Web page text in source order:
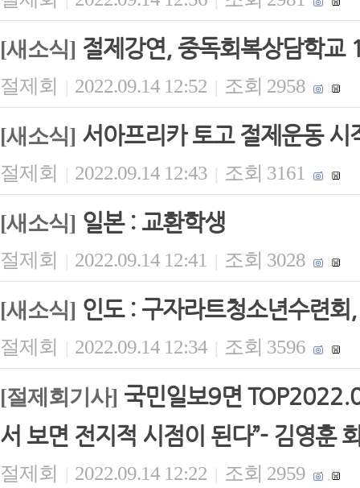
[새소식] 절제강연, 중독회복상담학교
절제회 | 2022.09.14 12:52 | 조회 2958
[새소식] 서아프리카 토고 절제운동 시
절제회 | 2022.09.14 12:43 | 조회 3161
[새소식] 일본 : 교환학생
절제회 | 2022.09.14 12:41 | 조회 3028
[새소식] 인도 : 구자라트청소년수련
절제회 | 2022.09.14 12:34 | 조회 3596
[절제회기사] 국민일보9면
서 보면 전지적 시점이 된다”- 김영훈
절제회 | 2022.09.14 12:22 | 조회 2959